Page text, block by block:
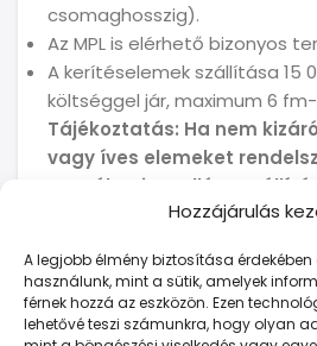
Hozzájárulás
A legjobb élmény biztosítása
használunk, mint a sütik, amelyek
férnek hozzá az eszközön. Ezen
lehetővé teszi számunkra, hogy olyan
csomaghosszig).
Az MPL is elérhető bizonyos
A kerítéselemek szállítása 15
költséggel jár, maximum 6
Tájékoztatás: Ha nem
vagy íves elemeket
terméket is mellé, a
automatikusan 15 000 Ft
Fizetés